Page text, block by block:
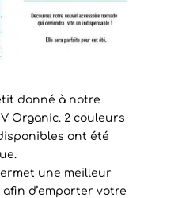
donné à notre
Organic. 2 couleurs
ont été
une meilleur
d’emporter votre